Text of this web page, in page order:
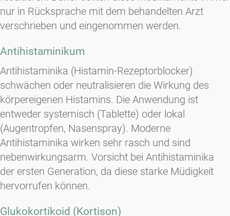
nur in Rücksprache mit dem behandelten Arzt
verschrieben und eingenommen werden.
Antihistaminikum
Antihistaminika (Histamin-Rezeptorblocker)
schwächen oder neutralisieren die Wirkung des
körpereigenen Histamins. Die Anwendung ist
entweder systemisch (Tablette) oder lokal
(Augentropfen, Nasenspray). Moderne
Antihistaminika wirken sehr rasch und sind
nebenwirkungsarm. Vorsicht bei Antihistaminika
der ersten Generation, da diese starke Müdigkeit
hervorrufen können.
Glukokortikoid (Kortison)